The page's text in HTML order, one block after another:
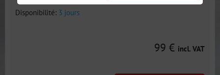
Disponibilité: 3 jours
99 € incl. VAT